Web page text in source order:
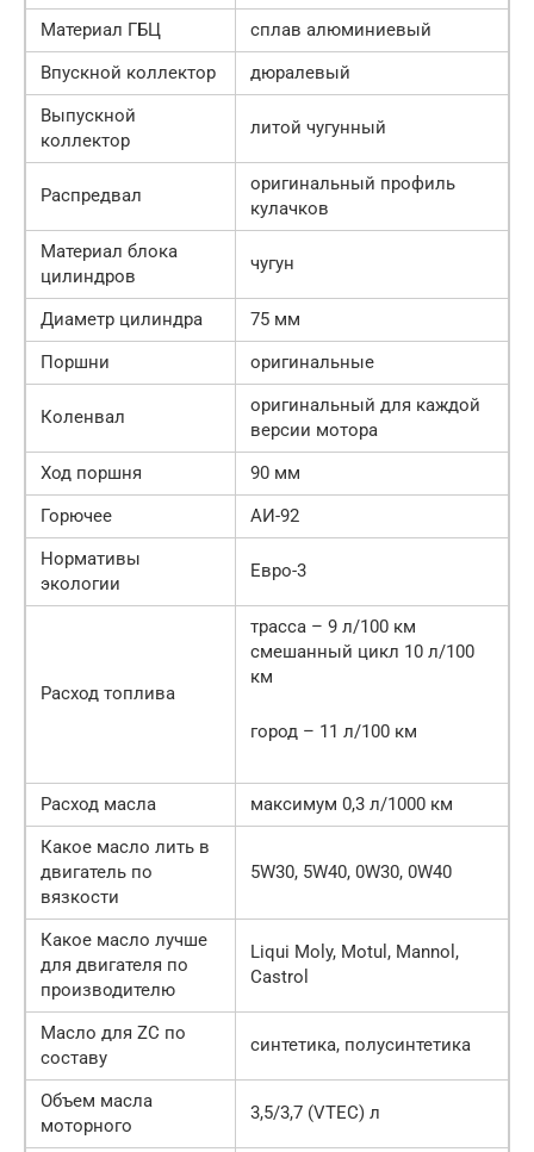
Материал ГБЦ
сплав алюминиевый
Впускной коллектор
дюралевый
Выпускной
коллектор
литой чугунный
Распредвал
оригинальный профиль
кулачков
Материал блока
цилиндров
чугун
Диаметр цилиндра
75 мм
Поршни
оригинальные
Коленвал
оригинальный для каждой
версии мотора
Ход поршня
90 мм
Горючее
АИ-92
Нормативы
экологии
Евро-3
Расход топлива
трасса – 9 л/100 км
смешанный цикл 10 л/100
км
город – 11 л/100 км
Расход масла
максимум 0,3 л/1000 км
Какое масло лить в
двигатель по
вязкости
5W30, 5W40, 0W30, 0W40
Какое масло лучше
для двигателя по
производителю
Liqui Moly, Motul, Mannol,
Castrol
Масло для ZC по
составу
синтетика, полусинтетика
Объем масла
моторного
3,5/3,7 (VTEC) л